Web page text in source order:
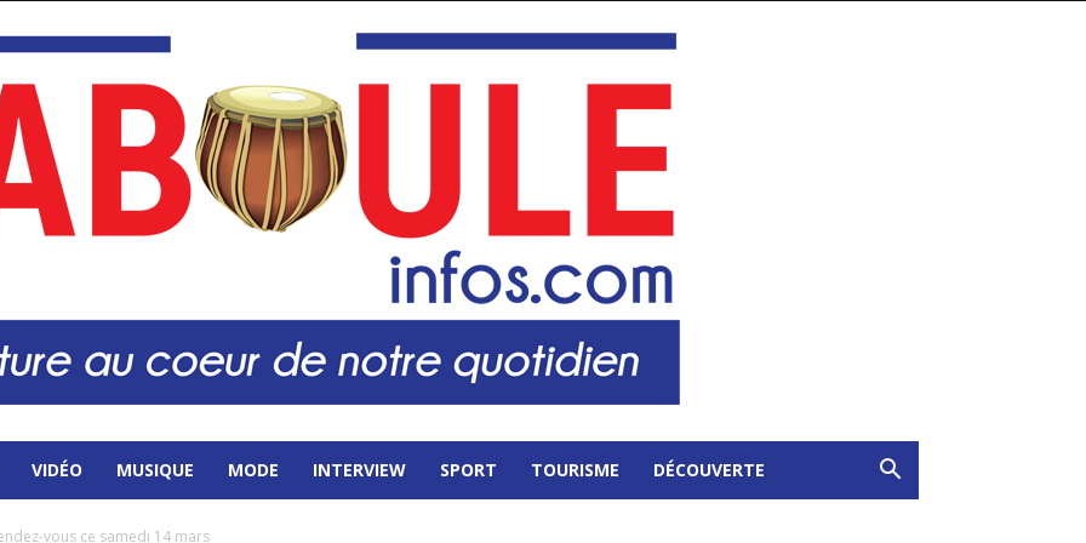
VIDÉO MUSIQUE MODE INTERVIEW SPORT TOURISME DÉCOUVERTE
vous ce samedi 14 mars